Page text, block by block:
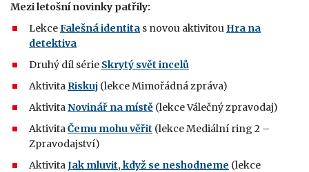
Mezi letošní novinky patřily:
LekceFalešná identita s novou aktivitou Hra na
detektiva
Druhý díl série Skrytý svět incelů
Aktivita Riskuj (lekce Mimořádná zpráva)
AktivitaNovinář na místě (lekce Válečný zpravodaj)
AktivitaČemu mohu věřit (lekce Mediální ring 2 –
Zpravodajství)
AktivitaJak mluvit, když se neshodneme (lekce